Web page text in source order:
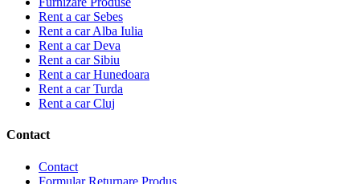
Rent a car Sebes
Rent a car Alba Iulia
Rent a car Deva
Rent a car Sibiu
Rent a car Hunedoara
Rent a car Turda
Rent a car Cluj
Contact
Contact
Formular Returnare Produs